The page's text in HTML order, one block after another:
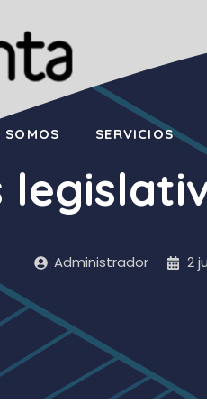
SOMOS SERVICIOS
Administrador 2